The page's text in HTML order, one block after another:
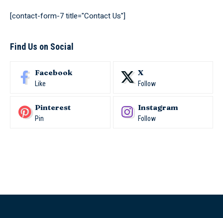
[contact-form-7 title="Contact Us"]
Find Us on Social
Facebook
Like
X
Follow
Pinterest
Pin
Instagram
Follow